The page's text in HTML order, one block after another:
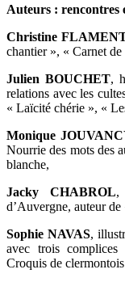
Auteurs : rencontres
Christine
chantier », « Carnet de
Julien BOUCHET,
relations avec les
« Laïcité chérie », «
Monique
Nourrie des mots des
blanche,
Jacky CHABROL,
d’Auvergne, auteur
Sophie NAVAS,
avec trois complices
Croquis de